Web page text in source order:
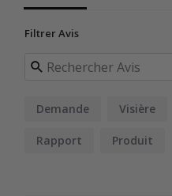
Filtrer Avis
Demande Visière
Rapport Produit